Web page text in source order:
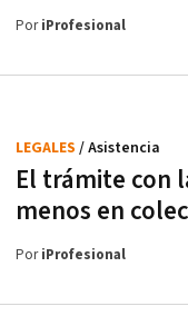
PoriProfesional
El trámite con
menos en
LEGALES / Asistencia
PoriProfesional